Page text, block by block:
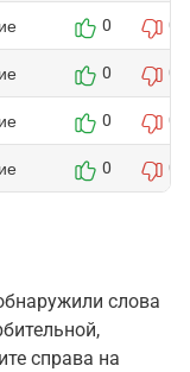
0 0
0 0
0 0
0 0
слова
справа на